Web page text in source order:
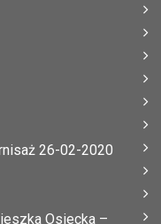
26-02-2020
Osiecka –